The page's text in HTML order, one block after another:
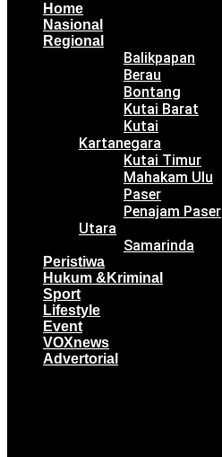
Home
Nasional
Regional
Balikpapan
Berau
Bontang
Kutai Barat
Kutai
Kartanegara
Kutai Timur
Mahakam Ulu
Paser
Penajam Paser
Utara
Samarinda
Peristiwa
Hukum &Kriminal
Sport
Lifestyle
Event
VOXnews
Advertorial